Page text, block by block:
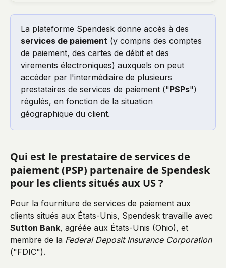
La plateforme Spendesk donne accès à des
services de paiement (y compris des comptes
de paiement, des cartes de débit et des
virements électroniques) auxquels on peut
accéder par l'intermédiaire de plusieurs
prestataires de services de paiement ("PSPs")
régulés, en fonction de la situation
géographique du client.
Qui est le prestataire de services de
paiement (PSP) partenaire de Spendesk
pour les clients situés aux US ?
Pour la fourniture de services de paiement aux
clients situés aux États-Unis, Spendesk travaille avec
Sutton Bank, agréée aux États-Unis (Ohio), et
membre de la Federal Deposit Insurance Corporation
("FDIC").